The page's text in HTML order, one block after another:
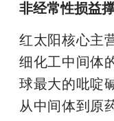
非经常性损益
红太阳核心主
细化工中间体
球最大的吡啶
从中间体到原